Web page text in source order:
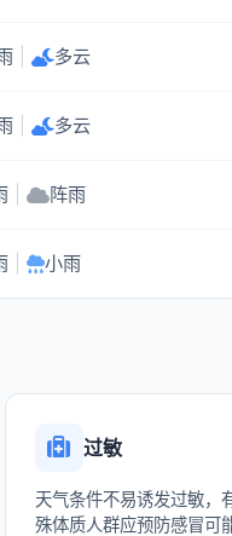
多云
多云
阵雨
小雨
过敏
天气条件不易诱发过敏，
殊体质人群应预防感冒可